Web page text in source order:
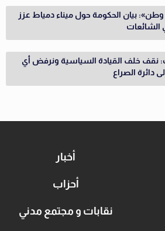
بيان الحكومة حول ميناء دمياط عزز
الشائعات
نقف خلف القيادة السياسية ونرفض أي
دائرة الصراع
أخبار
أحزاب
نقابات و مجتمع مدني